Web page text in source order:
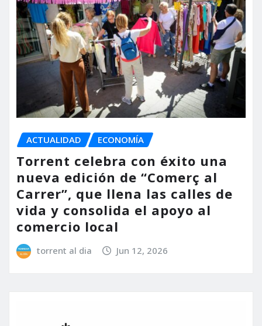
ACTUALIDAD ECONOMÍA
Torrent celebra con éxito una
nueva edición de “Comerç al
Carrer”, que llena las calles de
vida y consolida el apoyo al
comercio local
torrent al dia Jun 12, 2026